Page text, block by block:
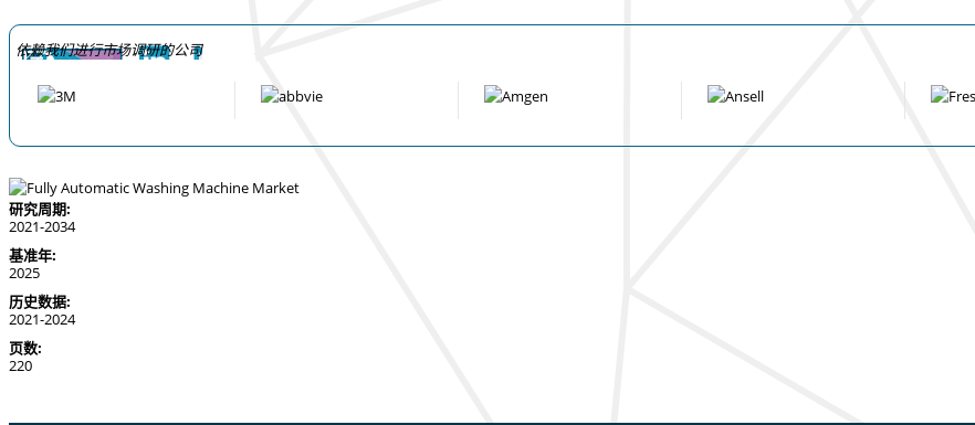
依赖我们进行市场调研的公司
研究周期:
2021-2034
基准年:
2025
历史数据:
2021-2024
页数:
220